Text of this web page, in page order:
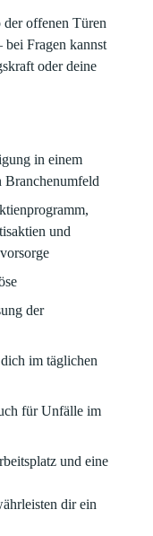
offenen Türen
bei Fragen kannst
oder deine
in einem
Branchenumfeld​
und
der
im täglichen
für Unfälle im
und eine
dir ein